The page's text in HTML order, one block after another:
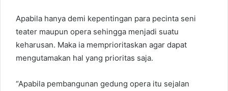
Apabila hanya demi kepentingan para pecinta seni
teater maupun opera sehingga menjadi suatu
keharusan. Maka ia memprioritaskan agar dapat
mengutamakan hal yang prioritas saja.
“Apabila pembangunan gedung opera itu sejalan